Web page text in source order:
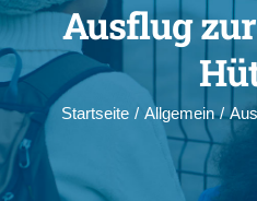
Ausflug
Startseite / Allgemein /